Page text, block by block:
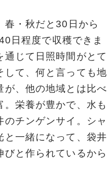
春・秋だと30日から
日程度で収穫できま
じて日照時間がとて
して、何と言っても地
が、他の地域とは比べ
栄養が豊かで、水も
チンゲンサイ。シャ
と一緒になって、袋井
と作られているから